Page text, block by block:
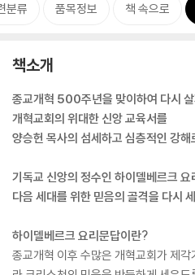
분류 품목정보 책 속으로
책소개
종교개혁 500주년을 맞이하여 다시
개혁교회의 위대한 신앙 교육서를
양승헌 목사의 섬세하고 심층적인 강
기독교 신앙의 정수인 하이델베르크 요
다음 세대를 위한 믿음의 골격을 다시
하이델베르크 요리문답이란?
종교개혁 이후 수많은 개혁교회가 제